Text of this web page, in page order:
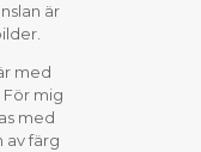
är
med
mig
med
av färg